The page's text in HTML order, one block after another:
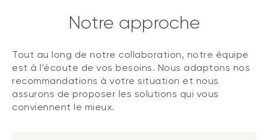
Notre approche
Tout au long de notre collaboration, notre équipe
est à l’écoute de vos besoins. Nous adaptons nos
recommandations à votre situation et nous
assurons de proposer les solutions qui vous
conviennent le mieux.